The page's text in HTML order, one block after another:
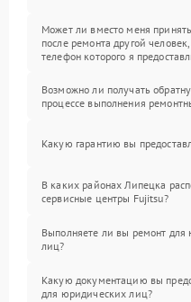
Может ли вместо меня
после ремонта другой
телефон которого я
Возможно ли получать
процессе выполнения
Какую гарантию вы
В каких районах Липецка
сервисные центры Fujitsu?
Выполняете ли вы ремонт для
лиц?
Какую документацию вы
для юридических лиц?